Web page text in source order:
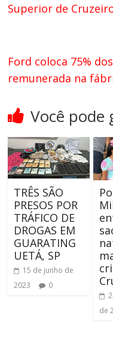
Superior de Cruzeiro
Ford coloca 75%
remunerada na
Você pode
TRÊS SÃO
PRESOS POR
TRÁFICO DE
DROGAS EM
GUARATING
UETÁ, SP
15 de junho de
2023
0
de